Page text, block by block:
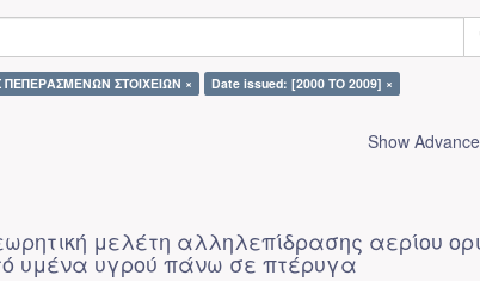
ΣΤΟΙΧΕΙΩΝ ×
Date issued: [2000 TO 2009] ×
Show
μελέτη αλληλεπίδρασης αερίου
υμένα υγρού πάνω σε πτέρυγα